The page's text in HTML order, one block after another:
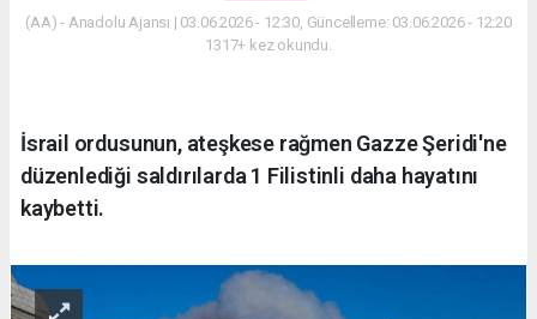
(AA) - Anadolu Ajansı | 03.06.2026 - 12:30, Güncelleme: 03.06.2026 - 12:20
1317+ kez okundu.
İsrail ordusunun, ateşkese rağmen Gazze Şeridi'ne
düzenlediği saldırılarda 1 Filistinli daha hayatını
kaybetti.